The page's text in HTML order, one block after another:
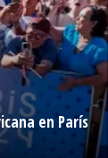
en París